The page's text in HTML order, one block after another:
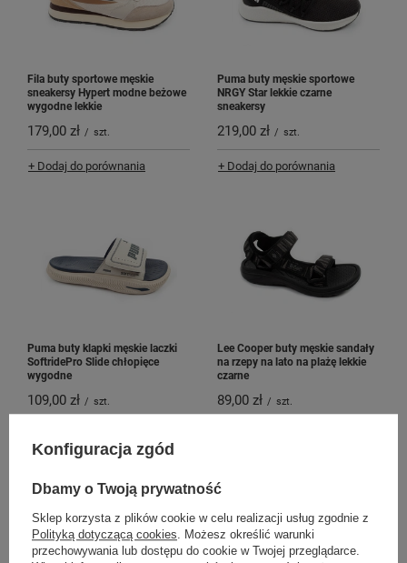
Fila buty sportowe męskie
sneakersy Hypert modne beżowe
wygodne lekkie
179,00 zł / szt.
+ Dodaj do porównania
Puma buty męskie sportowe
NRGY Star lekkie czarne
sneakersy
219,00 zł / szt.
+ Dodaj do porównania
Puma buty klapki męskie laczki
SoftridePro Slide chłopięce
wygodne
109,00 zł / szt.
Lee Cooper buty męskie sandały
na rzepy na lato na plażę lekkie
czarne
89,00 zł / szt.
Konfiguracja zgód
Dbamy o Twoją prywatność
Sklep korzysta z plików cookie w celu realizacji usług zgodnie z
Polityką dotyczącą cookies . Możesz określić warunki
przechowywania lub dostępu do cookie w Twojej przeglądarce.